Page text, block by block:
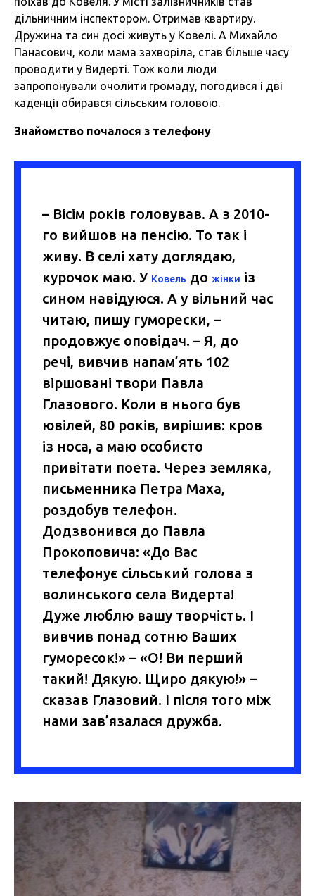
дільничним інспектором. Отримав квартиру.
Дружина та син досі живуть у Ковелі. А Михайло
Панасович, коли мама захворіла, став більше часу
проводити у Видерті. Тож коли люди
запропонували очолити громаду, погодився і дві
каденції обирався сільським головою.
Знайомство почалося з телефону
– Вісім років головував. А з 2010-
го вийшов на пенсію. То так і
живу. В селі хату доглядаю,
курочок маю. У Ковель до жінки із
сином навідуюся. А у вільний час
читаю, пишу гуморески, –
продовжує оповідач. – Я, до
речі, вивчив напам’ять 102
віршовані твори Павла
Глазового. Коли в нього був
ювілей, 80 років, вирішив: кров
із носа, а маю особисто
привітати поета. Через земляка,
письменника Петра Маха,
роздобув телефон.
Додзвонився до Павла
Прокоповича: «До Вас
телефонує сільський голова з
волинського села Видерта!
Дуже люблю вашу творчість. І
вивчив понад сотню Ваших
гуморесок!» – «О! Ви перший
такий! Дякую. Щиро дякую!» –
сказав Глазовий. І після того між
нами зав’язалася дружба.